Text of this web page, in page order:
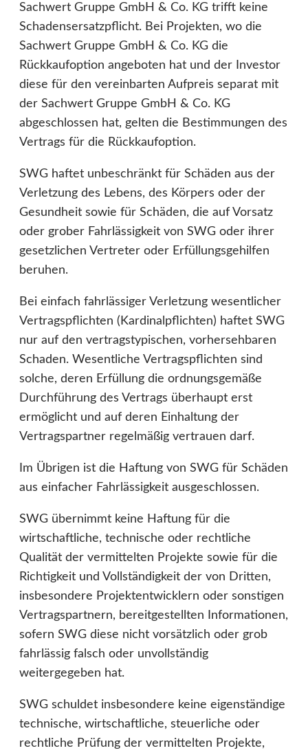
Sachwert Gruppe GmbH & Co. KG trifft keine
Schadensersatzpflicht. Bei Projekten, wo die
Sachwert Gruppe GmbH & Co. KG die
Rückkaufoption angeboten hat und der Investor
diese für den vereinbarten Aufpreis separat mit
der Sachwert Gruppe GmbH & Co. KG
abgeschlossen hat, gelten die Bestimmungen des
Vertrags für die Rückkaufoption.
SWG haftet unbeschränkt für Schäden aus der
Verletzung des Lebens, des Körpers oder der
Gesundheit sowie für Schäden, die auf Vorsatz
oder grober Fahrlässigkeit von SWG oder ihrer
gesetzlichen Vertreter oder Erfüllungsgehilfen
beruhen.
Bei einfach fahrlässiger Verletzung wesentlicher
Vertragspflichten (Kardinalpflichten) haftet SWG
nur auf den vertragstypischen, vorhersehbaren
Schaden. Wesentliche Vertragspflichten sind
solche, deren Erfüllung die ordnungsgemäße
Durchführung des Vertrags überhaupt erst
ermöglicht und auf deren Einhaltung der
Vertragspartner regelmäßig vertrauen darf.
Im Übrigen ist die Haftung von SWG für Schäden
aus einfacher Fahrlässigkeit ausgeschlossen.
SWG übernimmt keine Haftung für die
wirtschaftliche, technische oder rechtliche
Qualität der vermittelten Projekte sowie für die
Richtigkeit und Vollständigkeit der von Dritten,
insbesondere Projektentwicklern oder sonstigen
Vertragspartnern, bereitgestellten Informationen,
sofern SWG diese nicht vorsätzlich oder grob
fahrlässig falsch oder unvollständig
weitergegeben hat.
SWG schuldet insbesondere keine eigenständige
technische, wirtschaftliche, steuerliche oder
rechtliche Prüfung der vermittelten Projekte,